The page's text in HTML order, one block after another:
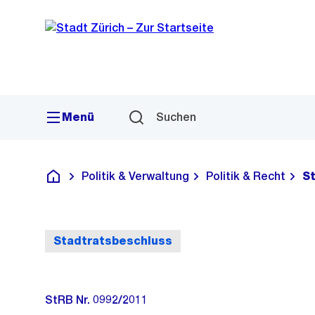
Navigation
Sprunglink
Menü Suchen
Deutsch
Politik & Verwaltung Politik & Recht
Stadtratsbeschluss
StRB Nr. 0992/2011